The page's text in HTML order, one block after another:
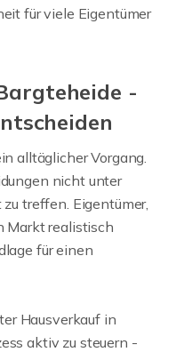
für viele Eigentümer
-
alltäglicher Vorgang.
nicht unter
treffen. Eigentümer,
Markt realistisch
für einen
Hausverkauf in
aktiv zu steuern -